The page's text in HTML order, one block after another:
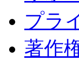
プラ
著作